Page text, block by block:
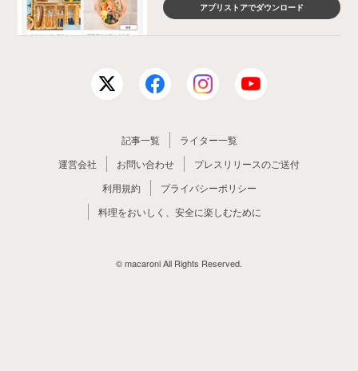
アプリストアでダウンロード
記事一覧
ライター一覧
運営会社
お問い合わせ
プレスリリースのご送付
利用規約
プライバシーポリシー
料理をおいしく、安全に楽しむために
© macaroni All Rights Reserved.